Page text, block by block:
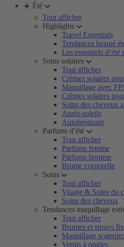
☀️ Été
Tout afficher
Highlights
Travel Essentials
Tendances beauté
Les essentiels d’été
Soins solaires
Tout afficher
Crèmes solaires
Maquillage avec
Crèmes solaires
Soins des cheveux
Après-soleils
Autobronzant
Parfums d’été
Tout afficher
Parfums femme
Parfums homme
Brume corporelle
Soins
Tout afficher
Visage & Soins du
Soins des cheveux
Tendances maquillage
Tout afficher
Brumes et sprays
Maquillage
Vernis à ongles